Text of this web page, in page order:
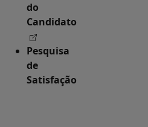
do
Candidato
Pesquisa
de
Satisfação